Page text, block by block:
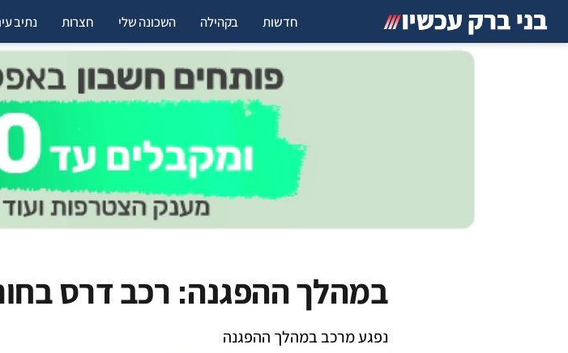
חדשות בקהילה השכונה שלי חצרות נתיב
במהלך ההפגנה: רכב דרס בחור
נפגע מרכב במהלך ההפגנה